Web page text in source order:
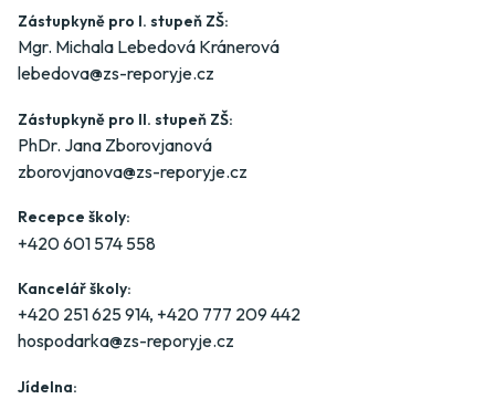
Zástupkyně pro I. stupeň ZŠ:
Mgr. Michala Lebedová Kránerová
lebedova@zs-reporyje.cz
Zástupkyně pro II. stupeň ZŠ:
PhDr. Jana Zborovjanová
zborovjanova@zs-reporyje.cz
Recepce školy:
+420 601 574 558
Kancelář školy:
+420 251 625 914, +420 777 209 442
hospodarka@zs-reporyje.cz
Jídelna: